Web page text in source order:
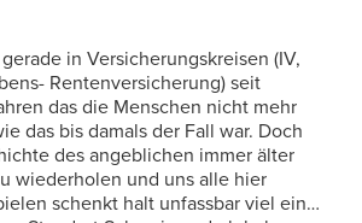
in Versicherungskreisen (IV,
Rentenversicherung) seit
das die Menschen nicht mehr
das bis damals der Fall war. Doch
des angeblichen immer älter
wiederholen und uns alle hier
schenkt halt unfassbar viel ein…